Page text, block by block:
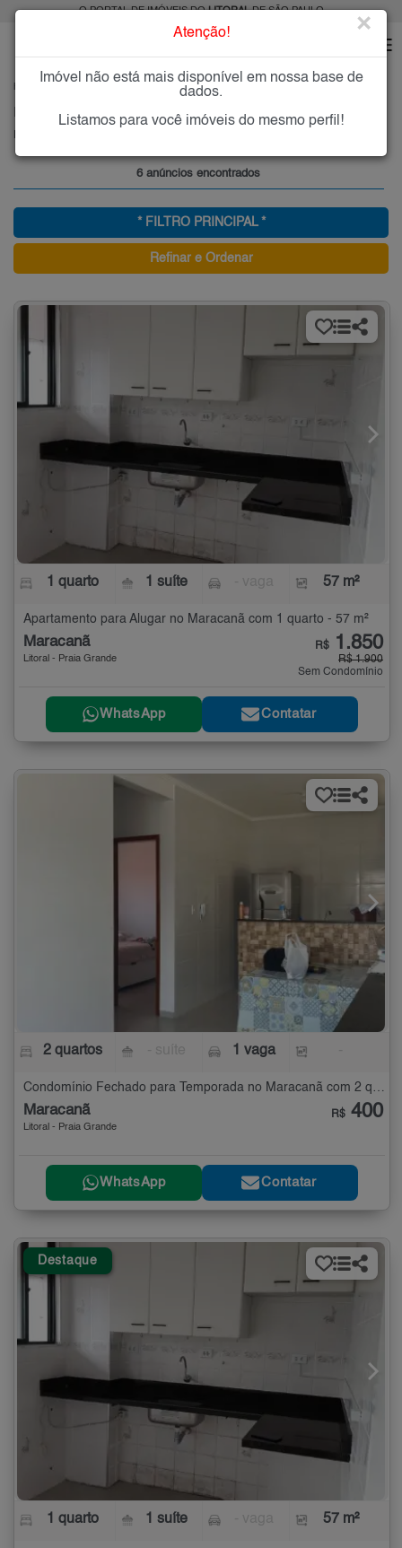
O PORTAL DE IMÓVEIS DOLITORALDE SÃO PAULO
PRAIA GRANDE
Imóveis para Alugar no Maracanã, Praia Grande, SP
6 anúncios encontrados
* FILTRO PRINCIPAL *
Refinar e Ordenar
1 quarto 1 suíte 57 m²
Apartamento para Alugar no Maracanã com 1 quarto - 57 m²
Maracanã
Litoral - Praia Grande
R$ 1.850
R$ 1.900
Sem Condomínio
WhatsApp Contatar
2 quartos 1 vaga
Maracanã
Litoral - Praia Grande
R$ 400
WhatsApp Contatar
Destaque
1 quarto 1 suíte 57 m²
Atenção! ×
Imóvel não está mais disponível em nossa base de
dados.
Listamos para você imóveis do mesmo perfil!